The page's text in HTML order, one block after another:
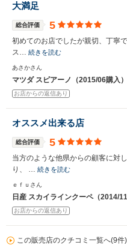
大満足
総合評価 5
初めてのお店でしたが親切、丁寧
ス… 続きを読む
あさかさん
マツダ スピアーノ（2015/06購入）
お店からの返信あり
オススメ出来る店
総合評価 5
当方のような他県からの顧客に対
り、 … 続きを読む
ｅｆｕさん
日産 スカイラインクーペ（2014/11
お店からの返信あり
この販売店のクチコミ一覧へ(9件)